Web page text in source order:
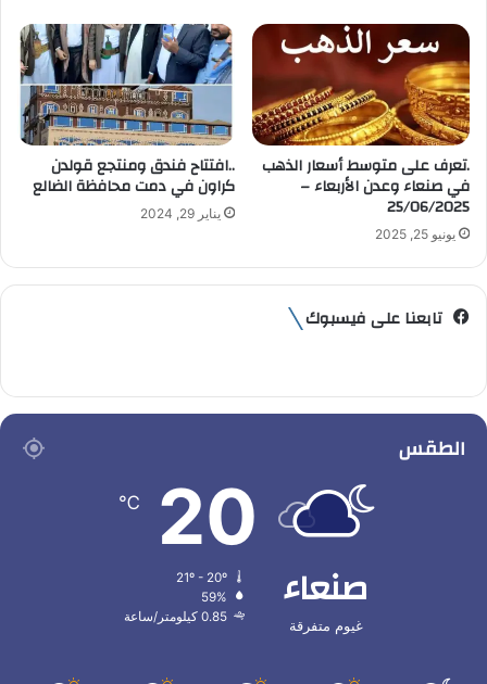
.تعرف على متوسط أسعار الذهب
في صنعاء وعدن الأربعاء –
25/06/2025
يونيو 25, 2025
..افتتاح فندق ومنتجع قولدن
كراون في دمت محافظة الضالع
يناير 29, 2024
تابعنا على فيسبوك
الطقس
صنعاء
غيوم متفرقة
20
℃
59%
0.85 كيلومتر/ساعة